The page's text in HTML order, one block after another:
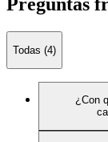
Todas (4)
¿Con